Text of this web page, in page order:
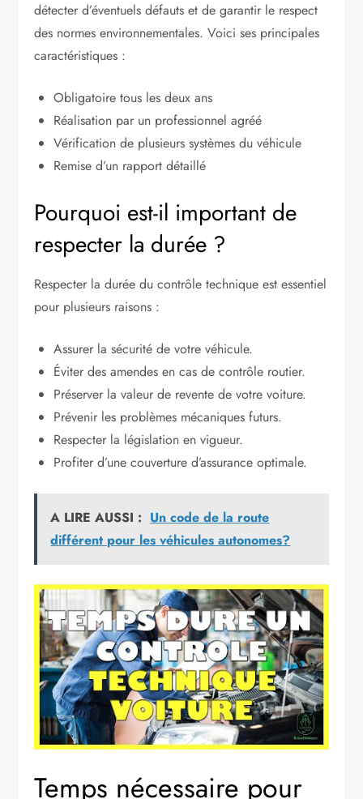
détecter d’éventuels défauts et de garantir le respect
des normes environnementales. Voici ses principales
caractéristiques :
Obligatoire tous les deux ans
Réalisation par un professionnel agréé
Vérification de plusieurs systèmes du véhicule
Remise d’un rapport détaillé
Pourquoi est-il important de
respecter la durée ?
Respecter la durée du contrôle technique est essentiel
pour plusieurs raisons :
Assurer la sécurité de votre véhicule.
Éviter des amendes en cas de contrôle routier.
Préserver la valeur de revente de votre voiture.
Prévenir les problèmes mécaniques futurs.
Respecter la législation en vigueur.
Profiter d’une couverture d’assurance optimale.
A LIRE AUSSI : Un code de la route
différent pour les véhicules autonomes?
Temps nécessaire pour